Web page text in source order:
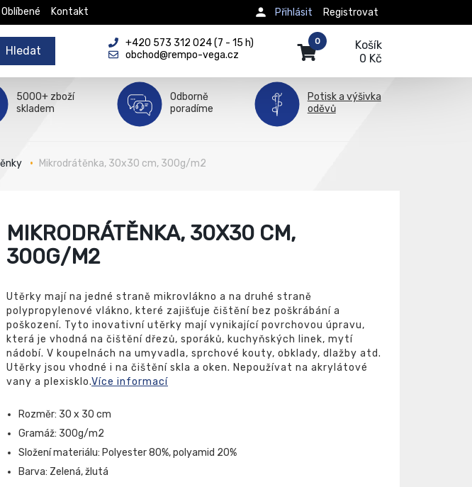
Oblíbené Kontakt Registrovat
Přihlásit
Hledat
+420 573 312 024 (7 - 15 h)
obchod@rempo-vega.cz
Košík
0 Kč
0
5000+ zboží
skladem
Odborně
poradíme
Potisk a výšivka
oděvů
Mikrodrátěnka, 30x30 cm, 300g/m2
MIKRODRÁTĚNKA, 30X30 CM,
300G/M2
Utěrky mají na jedné straně mikrovlákno a na druhé straně
polypropylenové vlákno, které zajišťuje čištění bez poškrábání a
poškození. Tyto inovativní utěrky mají vynikající povrchovou úpravu,
která je vhodná na čištění dřezů, sporáků, kuchyňských linek, mytí
nádobí. V koupelnách na umyvadla, sprchové kouty, obklady, dlažby atd.
Utěrky jsou vhodné i na čištění skla a oken. Nepoužívat na akrylátové
vany a plexisklo.Více informací
Rozměr: 30 x 30 cm
Gramáž: 300g/m2
Složení materiálu: Polyester 80%, polyamid 20%
Barva: Zelená, žlutá